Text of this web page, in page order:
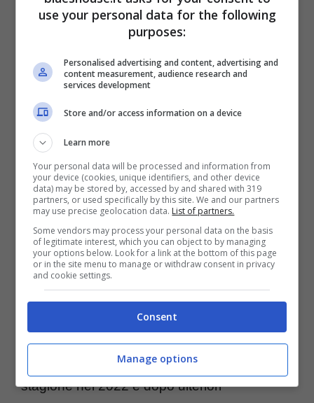
messo in preventivo. Il fatto di trattare
tematiche che avevano molto a che fare con
l’ambiente ospedaliero e di dovere restare
costretti a restare chiusi in casa permise agli
italiani di affezionarsi a questa serie
televisiva.
Tutto questo, e la comprovata bravura di
Argentero che già aveva un curriculum di
primissimo piano in virtù dei tanti altri lavori
fatti in precedenza per il cinema e per la
televisione, fece di “Doc. Nelle tue mani”un
successo strepitoso.
A distanza di due anni è giunta la seconda
stagione nel 2022 e dopo ulteriori
use your personal data for the following
purposes:
Personalised advertising and content, advertising and
content measurement, audience research and
services development
Store and/or access information on a device
Learn more
Your personal data will be processed and information from
your device (cookies, unique identifiers, and other device
data) may be stored by, accessed by and shared with 319
partners, or used specifically by this site. We and our partners
may use precise geolocation data. List of partners.
Some vendors may process your personal data on the basis
of legitimate interest, which you can object to by managing
your options below. Look for a link at the bottom of this page
or in the site menu to manage or withdraw consent in privacy
and cookie settings.
Consent
Manage options